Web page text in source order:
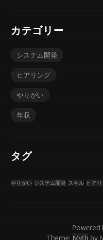
カテゴリー
システム開発
ヒアリング
やりがい
年収
タグ
やりがい システム開発 スキル ヒア
Powered
Theme: Myth by